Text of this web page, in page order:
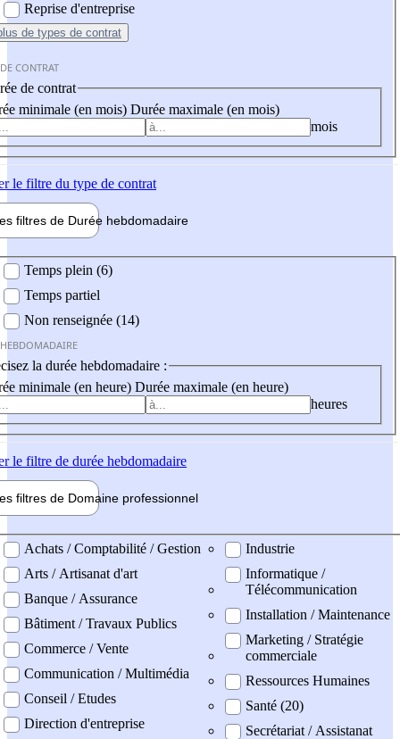
Reprise d'entreprise
de types de contrat
CONTRAT
de contrat
minimale (en mois) Durée maximale (en mois)
mois
le filtre du type de contrat
filtres de Durée hebdomadaire
Temps plein (6)
Temps partiel
Non renseignée (14)
la durée hebdomadaire :
minimale (en heure) Durée maximale (en heure)
heures
le filtre de durée hebdomadaire
filtres de Domaine professionnel
professionel
Achats / Comptabilité / Gestion
Arts / Artisanat d'art
Banque / Assurance
Bâtiment / Travaux Publics
Commerce / Vente
Communication / Multimédia
Conseil / Etudes
Direction d'entreprise
Industrie
Informatique /
Télécommunication
Installation / Maintenance
Marketing / Stratégie
commerciale
Ressources Humaines
Santé (20)
Secrétariat / Assistanat